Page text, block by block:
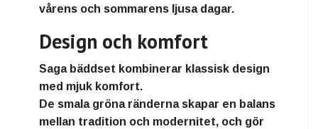
vårens och sommarens ljusa dagar.
Design och komfort
Saga bäddset kombinerar klassisk design
med mjuk komfort.
De smala gröna rändernaskapar en balans
mellan tradition och modernitet, och gör